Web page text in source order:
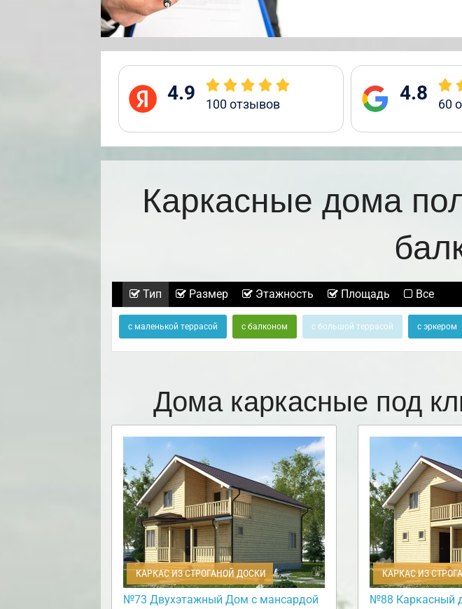
4.9 100отзывов 4.8 60
Каркасные дома
Тип Размер Этажность Площадь Все
с маленькой террасой с балконом с большой террасой с эркером
Дома каркасные под
КАРКАС ИЗ СТРОГАНОЙ ДОСКИ
№73 Двухэтажный Дом с мансардой
КАРКАС ИЗ
№88 Каркасный